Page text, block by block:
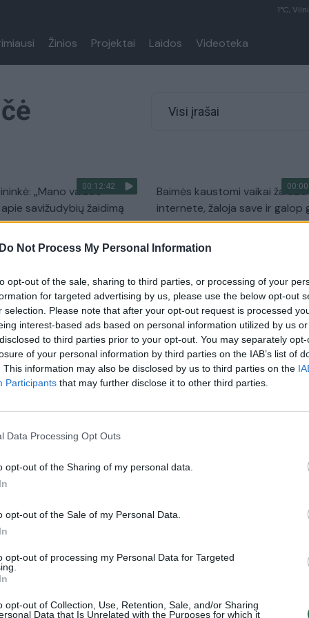
Do Not Process My Personal Information
opt-out of the sale, sharing to third parties, or processing of your
for targeted advertising by us, please use the below opt-out
selection. Please note that after your opt-out request is processed
interest-based ads based on personal information utilized by us
to third parties prior to your opt-out. You may separately
of your personal information by third parties on the IAB’s list of
This information may also be disclosed by us to third parties on the
Participants that may further disclose it to other third parties.
Data Processing Opt Outs
opt-out of the Sharing of my personal data.
opt-out of the Sale of my Personal Data.
opt-out of processing my Personal Data for Targeted
opt-out of Collection, Use, Retention, Sale, and/or Sharing
Data that Is Unrelated with the Purposes for which it
1°C,
Žinios Projektai Laidos Videoteka
Visi įrašai
00:12:42
„Mano vaizdo
savižudybių žaidimą
100 tūkst. žmonių“
Gyvenimo būdas
Baimės kaustomi vaikai žaidžia
internete, žaloja save ir galop
nusižudyti!
Žinios | Gyvenimo būdas
apie seksualinį
moters nutylėjimas
savivertę
būdas
Ką Laima Tamulytė turėjo
kad sukūstų!
Pramogos
būdas
ištekės Natalija Bunkė
atskleidė, kas jai už
Užaitė savanoriauja
būdas
Charizmatiška daugiavaikė
Žinios | Gyvenimo būdas